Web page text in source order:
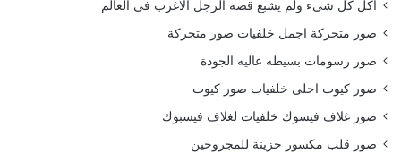
أكل كل شىء ولم يشبع قصة الرجل الاغرب فى العالم
صور متحركة اجمل خلفيات صور متحركة
صور رسومات بسيطه عاليه الجودة
صور كيوت احلى خلفيات صور كيوت
صور غلاف فيسوك خلفيات لغلاف فيسبوك
صور قلب مكسور حزينة للمجروحين